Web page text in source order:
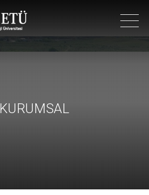
KURUMSAL